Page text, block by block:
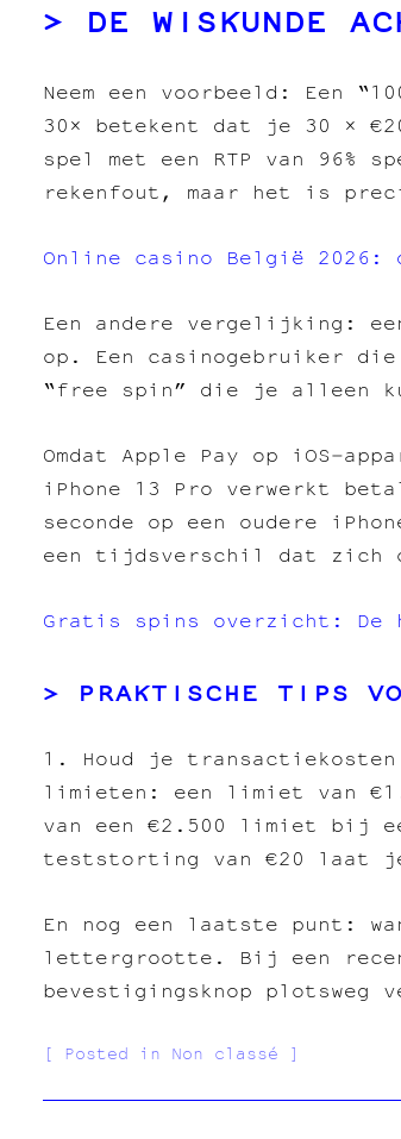
DE WISKUNDE
Neem een voorbeeld: Een
30× betekent dat je 30 ×
spel met een RTP van
rekenfout, maar het is
Online casino België
Een andere vergelijking:
op. Een casinogebruiker
“free spin” die je alleen
Omdat Apple Pay op
iPhone 13 Pro verwerkt
seconde op een oudere
een tijdsverschil dat zich
Gratis spins overzicht: De
PRAKTISCHE TIPS
1. Houd je
limieten: een limiet van
van een €2.500 limiet bij
teststorting van €20 laat
En nog een laatste punt:
lettergrootte. Bij een
bevestigingsknop
Posted in Non classé